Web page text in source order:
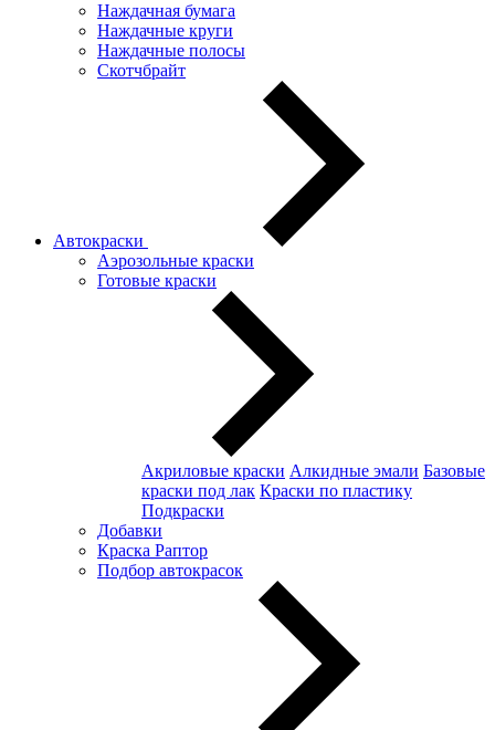
Наждачная бумага
Наждачные круги
Наждачные полосы
Скотчбрайт
Автокраски
Аэрозольные краски
Готовые краски
Акриловые краски Алкидные эмали Базовые
краски под лак Краски по пластику
Подкраски
Добавки
Краска Раптор
Подбор автокрасок